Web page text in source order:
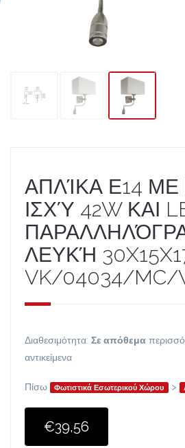
ΑΠΛΊΚΑ Ε14 ΜΕ
ΙΣΧΎ 42W ΚΑΙ
ΛΕΥΚΉ
VK/04034/MC/
Διαθεσιμότητα: Σε απόθεμα
αντικείμενα
Πίσω Φωτιστικά Εσωτερικού Χώρου >
€39,56